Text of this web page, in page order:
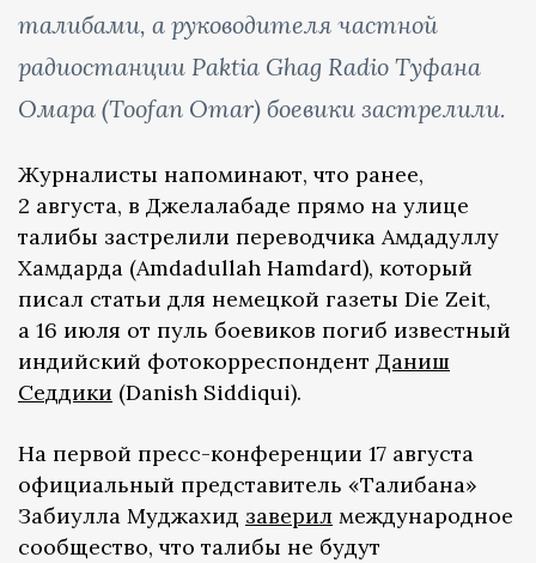
талибами, а руководителя частной
радиостанции Paktia Ghag Radio Туфана
Омара (Toofan Omar) боевики застрелили.
Журналисты напоминают, что ранее,
2 августа, в Джелалабаде прямо на улице
талибы застрелили переводчика Амдадуллу
Хамдарда (Amdadullah Hamdard), который
писал статьи для немецкой газеты Die Zeit,
а 16 июля от пуль боевиков погиб известный
индийский фотокорреспондент Даниш
Седдики (Danish Siddiqui).
На первой пресс-конференции 17 августа
официальный представитель «Талибана»
Забиулла Муджахид заверил международное
сообщество, что талибы не будут